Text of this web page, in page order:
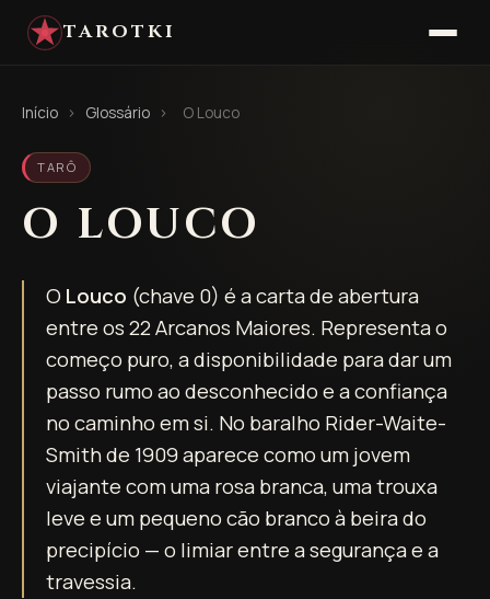
TAROTKI
Início › Glossário › O Louco
TARÔ
O LOUCO
O Louco (chave 0) é a carta de abertura
entre os 22 Arcanos Maiores. Representa o
começo puro, a disponibilidade para dar um
passo rumo ao desconhecido e a confiança
no caminho em si. No baralho Rider-Waite-
Smith de 1909 aparece como um jovem
viajante com uma rosa branca, uma trouxa
leve e um pequeno cão branco à beira do
precipício — o limiar entre a segurança e a
travessia.